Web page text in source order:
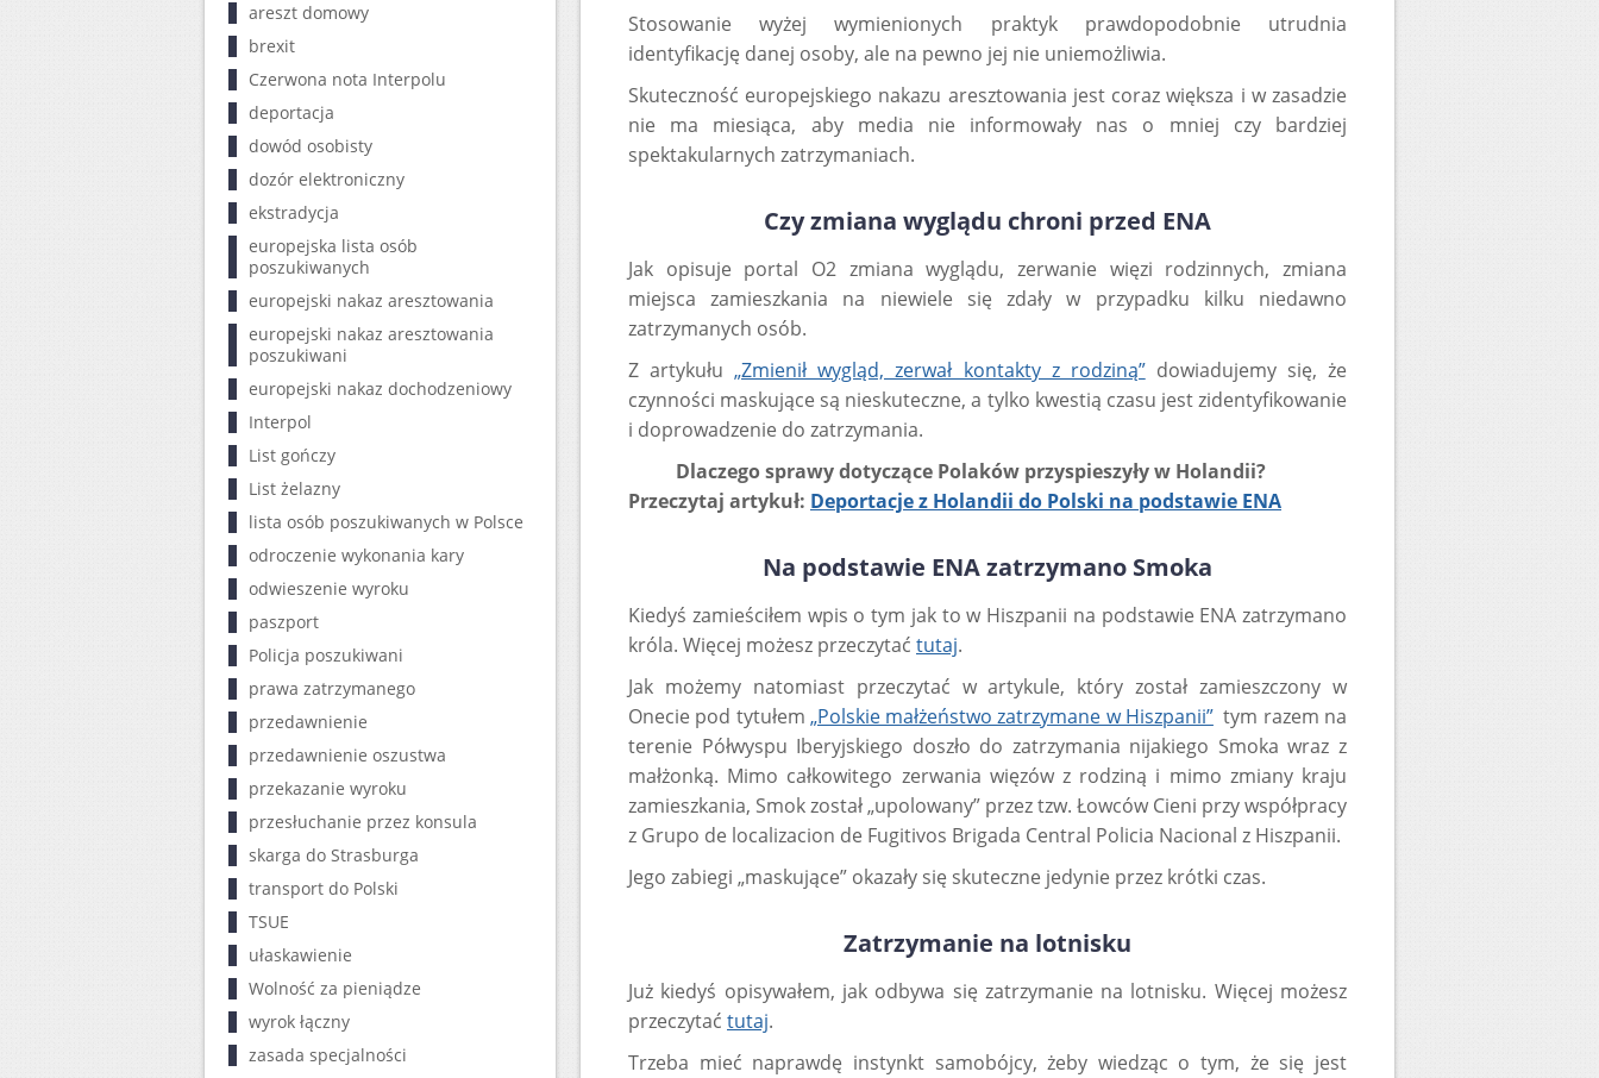
Stosowanie wyżej wymienionych praktyk prawdopodobnie utrudnia
identyfikację danej osoby, ale na pewno jej nie uniemożliwia.
Skuteczność europejskiego nakazu aresztowania jest coraz większa i w zasadzie
nie ma miesiąca, aby media nie informowały nas o mniej czy bardziej
spektakularnych zatrzymaniach.
Czy zmiana wyglądu chroni przed ENA
Jak opisuje portal O2 zmiana wyglądu, zerwanie więzi rodzinnych, zmiana
miejsca zamieszkania na niewiele się zdały w przypadku kilku niedawno
zatrzymanych osób.
Z artykułu„Zmienił wygląd, zerwał kontakty z rodziną”dowiadujemy się, że
czynności maskujące są nieskuteczne, a tylko kwestią czasu jest zidentyfikowanie
i doprowadzenie do zatrzymania.
Dlaczego sprawy dotyczące Polaków przyspieszyły w Holandii?
Przeczytaj artykuł: Deportacje z Holandii do Polski na podstawie ENA
Na podstawie ENA zatrzymano Smoka
Kiedyś zamieściłem wpis o tym jak to w Hiszpanii na podstawie ENA zatrzymano
króla. Więcej możesz przeczytać tutaj.
Jak możemy natomiast przeczytać w artykule, który został zamieszczony w
Onecie pod tytułem „Polskie małżeństwo zatrzymane w Hiszpanii”tym razem na
terenie Półwyspu Iberyjskiego doszło do zatrzymania nijakiego Smoka wraz z
małżonką. Mimo całkowitego zerwania więzów z rodziną i mimo zmiany kraju
zamieszkania, Smok został „upolowany” przez tzw. Łowców Cieni przy współpracy
z Grupo de localizacion de Fugitivos Brigada Central Policia Nacional z Hiszpanii.
Jego zabiegi „maskujące” okazały się skuteczne jedynie przez krótki czas.
Zatrzymanie na lotnisku
Już kiedyś opisywałem, jak odbywa się zatrzymanie na lotnisku. Więcej możesz
przeczytać tutaj.
Trzeba mieć naprawdę instynkt samobójcy, żeby wiedząc o tym, że się jest
areszt domowy
brexit
Czerwona nota Interpolu
deportacja
dowód osobisty
dozór elektroniczny
ekstradycja
europejska lista osób
poszukiwanych
europejski nakaz aresztowania
europejski nakaz aresztowania
poszukiwani
europejski nakaz dochodzeniowy
Interpol
List gończy
List żelazny
lista osób poszukiwanych w Polsce
odroczenie wykonania kary
odwieszenie wyroku
paszport
Policja poszukiwani
prawa zatrzymanego
przedawnienie
przedawnienie oszustwa
przekazanie wyroku
przesłuchanie przez konsula
skarga do Strasburga
transport do Polski
TSUE
ułaskawienie
Wolność za pieniądze
wyrok łączny
zasada specjalności